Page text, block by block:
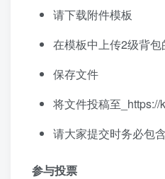
请下载附件模板
在模板中上传2级背包
保存文件
将文件投稿至_https://
请大家提交时务必包
参与投票